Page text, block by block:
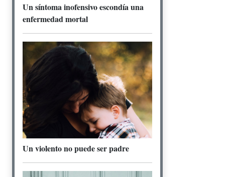
Un síntoma inofensivo escondía una
enfermedad mortal
Un violento no puede ser padre